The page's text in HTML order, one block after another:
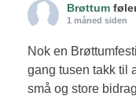
Brøttum
1 måned siden
Nok en
gang tusen takk til
små og store